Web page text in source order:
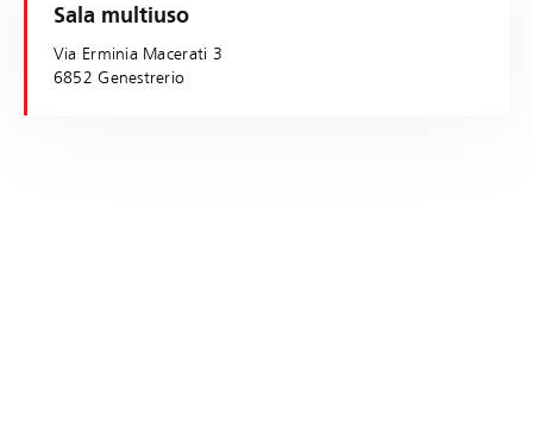
Sala multiuso
Via Erminia Macerati 3
6852 Genestrerio